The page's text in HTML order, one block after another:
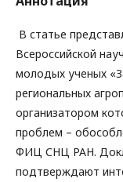
В статье
Всероссийской
молодых ученых
региональных
организатором
проблем –
ФИЦ СНЦ РАН.
подтверждают